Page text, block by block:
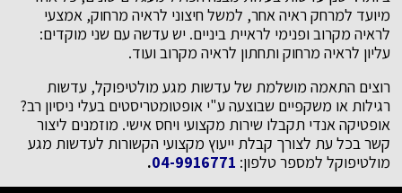
מיועד למרחק ראיה אחר, למשל חיצוני לראיה מרחוק, אמצעי
לראיה מקרוב ופנימי לראיית ביניים. יש עדשה עם שני מוקדים:
עליון לראיה מרחוק ותחתון לראיה מקרוב ועוד.
רוצים התאמה מושלמת של עדשות מגע מולטיפוקל, עדשות
רגילות או משקפיים שבוצעה ע"י אופטומטריסטים בעלי ניסיון רב?
אופטיקה אנדי תקבלו שירות מקצועי ויחס אישי. מוזמנים ליצור
קשר בכל עת לצורך קבלת ייעוץ מקצועי הקשורות לעדשות מגע
מולטיפוקל למספר טלפון: 04-9916771
.